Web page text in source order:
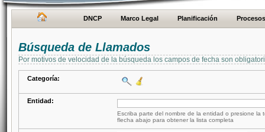
DNCP Marco Legal Planificación Procesos
Búsqueda de Llamados
Por motivos de velocidad de la búsqueda los campos de fecha son
Categoría:
Entidad:
Escriba parte del nombre de la entidad o presione la
flecha abajo para obtener la lista completa